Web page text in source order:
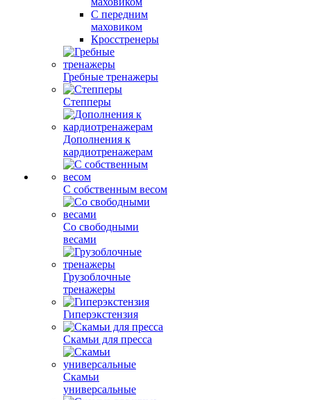
С передним
маховиком
Кросстренеры
Гребные тренажеры
Степперы
Дополнения к
кардиотренажерам
С собственным весом
Со свободными
весами
Грузоблочные
тренажеры
Гиперэкстензия
Скамьи для пресса
Скамьи
универсальные